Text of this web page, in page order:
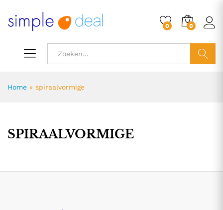
0 0
Home » spiraalvormige
SPIRAALVORMIGE